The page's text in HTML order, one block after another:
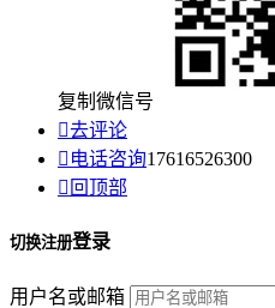
复制微信号
去评论
 电话咨询17616526300
 回顶部
切换注册登录
用户名或邮箱